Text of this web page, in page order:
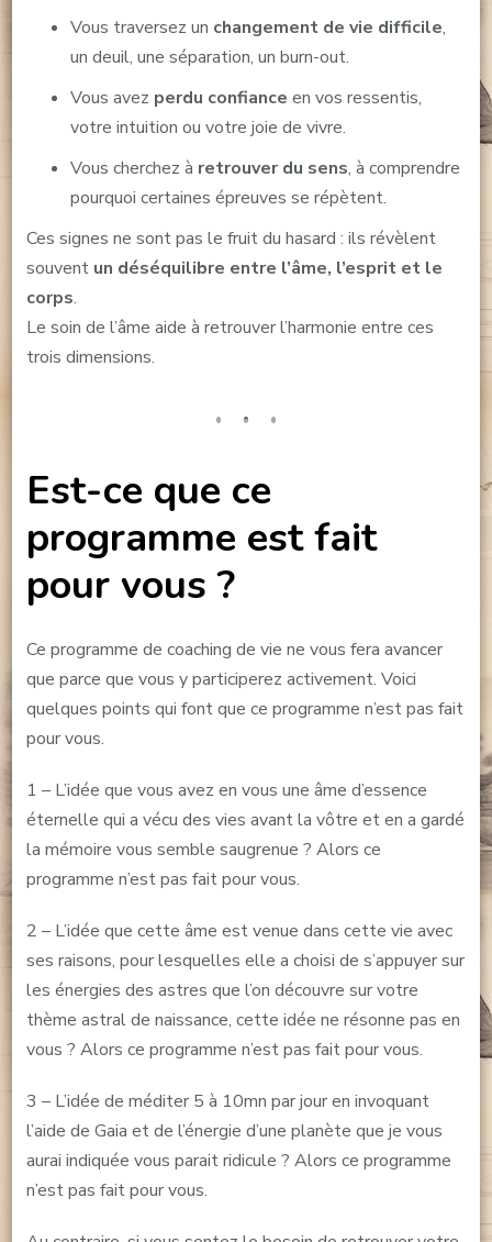
Vous traversez un changement de vie difficile,
un deuil, une séparation, un burn-out.
Vous avez perdu confiance en vos ressentis,
votre intuition ou votre joie de vivre.
Vous cherchez à retrouver du sens, à comprendre
pourquoi certaines épreuves se répètent.
Ces signes ne sont pas le fruit du hasard : ils révèlent
souvent un déséquilibre entre l’âme, l’esprit et le
corps.
Le soin de l’âme aide à retrouver l’harmonie entre ces
trois dimensions.
Est-ce que ce
programme est fait
pour vous ?
Ce programme de coaching de vie ne vous fera avancer
que parce que vous y participerez activement. Voici
quelques points qui font que ce programme n’est pas fait
pour vous.
1 – L’idée que vous avez en vous une âme d’essence
éternelle qui a vécu des vies avant la vôtre et en a gardé
la mémoire vous semble saugrenue ? Alors ce
programme n’est pas fait pour vous.
2 – L’idée que cette âme est venue dans cette vie avec
ses raisons, pour lesquelles elle a choisi de s’appuyer sur
les énergies des astres que l’on découvre sur votre
thème astral de naissance, cette idée ne résonne pas en
vous ? Alors ce programme n’est pas fait pour vous.
3 – L’idée de méditer 5 à 10mn par jour en invoquant
l’aide de Gaia et de l’énergie d’une planète que je vous
aurai indiquée vous parait ridicule ? Alors ce programme
n’est pas fait pour vous.